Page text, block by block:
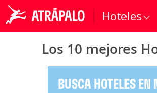
Hoteles
Los 10 mejores
BUSCA HOTELES